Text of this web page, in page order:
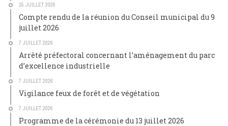
15 JUILLET 2026
Compte rendu de la réunion du Conseil municipal du 9
juillet 2026
7 JUILLET 2026
Arrêté préfectoral concernant l’aménagement du parc
d’excellence industrielle
7 JUILLET 2026
Vigilance feux de forêt et de végétation
7 JUILLET 2026
Programme de la cérémonie du 13 juillet 2026